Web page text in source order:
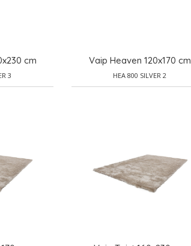
cm
3
Vaip Heaven 120x170 cm
HEA 800 SILVER 2